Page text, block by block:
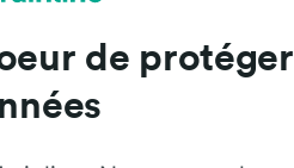
de